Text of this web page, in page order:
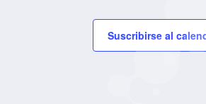
Suscribirse al